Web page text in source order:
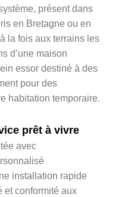
présent dans
en Bretagne ou en
la fois aux terrains les
d’une maison
essor destiné à des
pour des
habitation temporaire.
prêt à vivre
avec
installation rapide
et conformité aux